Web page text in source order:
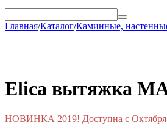
Главная/Каталог/Каминные,
Elica вытяжка
НОВИНКА 2019! Доступна с Октября